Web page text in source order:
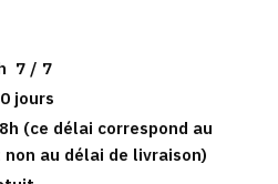
7 / 7
jours
(ce délai correspond au
au délai de livraison)